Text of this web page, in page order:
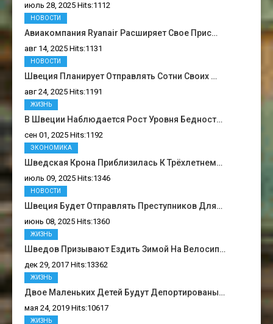
июль 28, 2025 Hits:1112
Авиакомпания Ryanair Расширяет Свое Прис…
авг 14, 2025 Hits:1131
НОВОСТИ
Швеция Планирует Отправлять Сотни Своих …
авг 24, 2025 Hits:1191
НОВОСТИ
В Швеции Наблюдается Рост Уровня Бедност…
сен 01, 2025 Hits:1192
ЖИЗНЬ
Шведская Крона Приблизилась К Трёхлетнем…
июль 09, 2025 Hits:1346
ЭКОНОМИКА
Швеция Будет Отправлять Преступников Для…
июнь 08, 2025 Hits:1360
НОВОСТИ
Шведов Призывают Ездить Зимой На Велосип…
дек 29, 2017 Hits:13362
ЖИЗНЬ
Двое Маленьких Детей Будут Депортированы…
мая 24, 2019 Hits:10617
ЖИЗНЬ
ЖИЗНЬ